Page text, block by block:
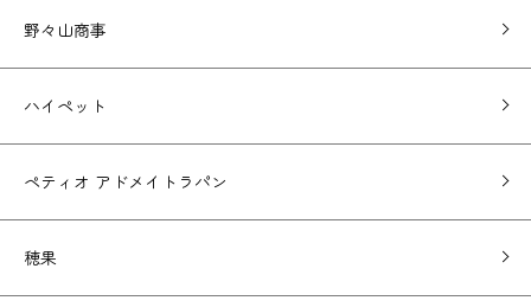
野々山商事
ハイペット
ペティオ アドメイトラパン
穂果